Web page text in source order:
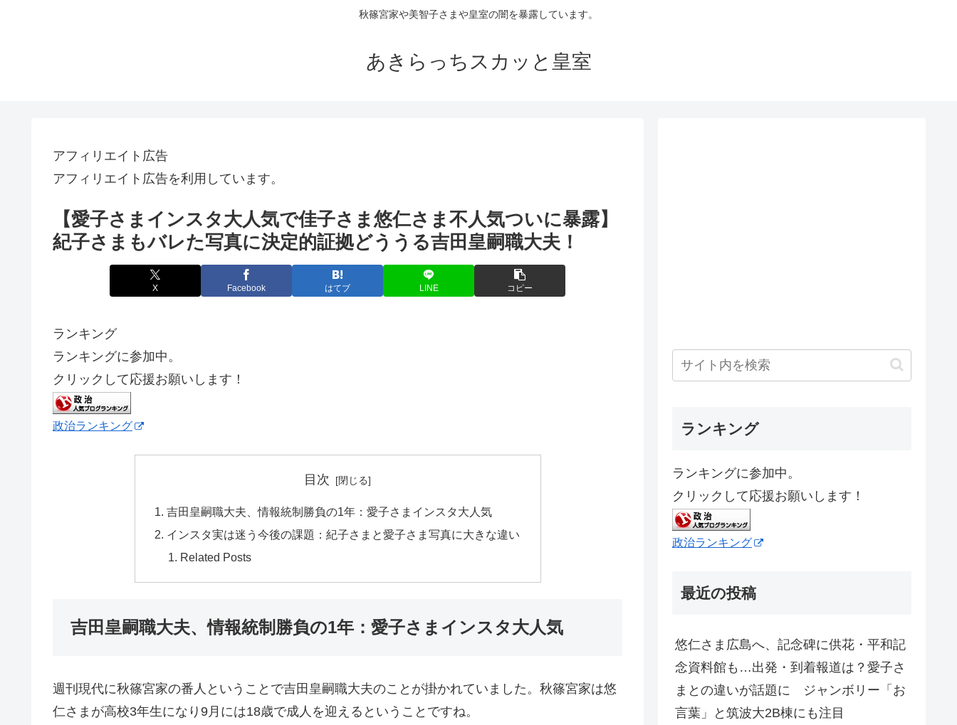
秋篠宮家や美智子さまや皇室の闇を暴露しています。
あきらっちスカッと皇室
アフィリエイト広告
アフィリエイト広告を利用しています。
【愛子さまインスタ大人気で佳子さま悠仁さま不人気ついに暴露】
紀子さまもバレた写真に決定的証拠どううる吉田皇嗣職大夫！
X Facebook はてブ LINE コピー
ランキング
ランキングに参加中。
クリックして応援お願いします！
政治ランキング
目次
吉田皇嗣職大夫、情報統制勝負の1年：愛子さまインスタ大人気
インスタ実は迷う今後の課題：紀子さまと愛子さま写真に大きな違い
Related Posts
吉田皇嗣職大夫、情報統制勝負の1年：愛子さまインスタ大人気
週刊現代に秋篠宮家の番人ということで吉田皇嗣職大夫のことが掛かれていました。秋篠宮家は悠
仁さまが高校3年生になり9月には18歳で成人を迎えるということですね。
ランキング
ランキングに参加中。
クリックして応援お願いします！
政治ランキング
最近の投稿
悠仁さま広島へ、記念碑に供花・平和記
念資料館も…出発・到着報道は？愛子さ
まとの違いが話題に ジャンボリー「お
言葉」と筑波大2B棟にも注目